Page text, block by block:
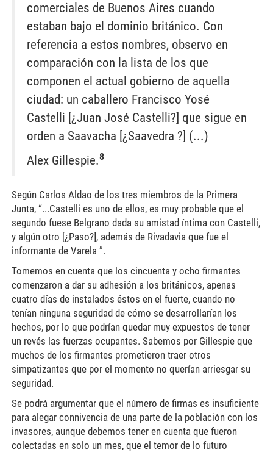
comerciales de Buenos Aires cuando
estaban bajo el dominio británico. Con
referencia a estos nombres, observo en
comparación con la lista de los que
componen el actual gobierno de aquella
ciudad: un caballero Francisco Yosé
Castelli [¿Juan José Castelli?] que sigue en
orden a Saavacha [¿Saavedra ?] (...)
Alex Gillespie.8
Según Carlos Aldao de los tres miembros de la Primera
Junta, “...Castelli es uno de ellos, es muy probable que el
segundo fuese Belgrano dada su amistad íntima con Castelli,
y algún otro [¿Paso?], además de Rivadavia que fue el
informante de Varela ”.
Tomemos en cuenta que los cincuenta y ocho firmantes
comenzaron a dar su adhesión a los británicos, apenas
cuatro días de instalados éstos en el fuerte, cuando no
tenían ninguna seguridad de cómo se desarrollarían los
hechos, por lo que podrían quedar muy expuestos de tener
un revés las fuerzas ocupantes. Sabemos por Gillespie que
muchos de los firmantes prometieron traer otros
simpatizantes que por el momento no querían arriesgar su
seguridad.
Se podrá argumentar que el número de firmas es insuficiente
para alegar connivencia de una parte de la población con los
invasores, aunque debemos tener en cuenta que fueron
colectadas en solo un mes, que el temor de lo futuro